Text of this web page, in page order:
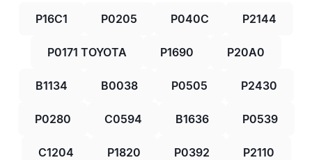
P16C1 P0205 P040C P2144
P0171 TOYOTA P1690 P20A0
B1134 B0038 P0505 P2430
P0280 C0594 B1636 P0539
C1204 P1820 P0392 P2110